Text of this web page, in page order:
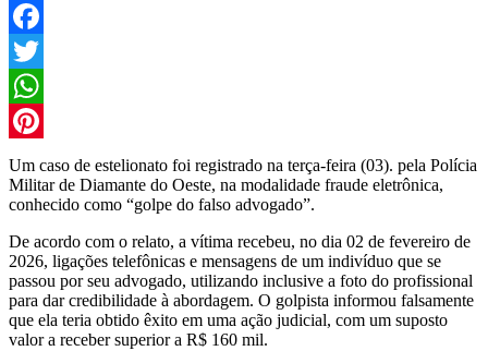
Facebook
Twitter
WhatsApp
Pinterest
Um caso de estelionato foi registrado na terça-feira (03). pela Polícia
Militar de Diamante do Oeste, na modalidade fraude eletrônica,
conhecido como “golpe do falso advogado”.
De acordo com o relato, a vítima recebeu, no dia 02 de fevereiro de
2026, ligações telefônicas e mensagens de um indivíduo que se
passou por seu advogado, utilizando inclusive a foto do profissional
para dar credibilidade à abordagem. O golpista informou falsamente
que ela teria obtido êxito em uma ação judicial, com um suposto
valor a receber superior a R$ 160 mil.